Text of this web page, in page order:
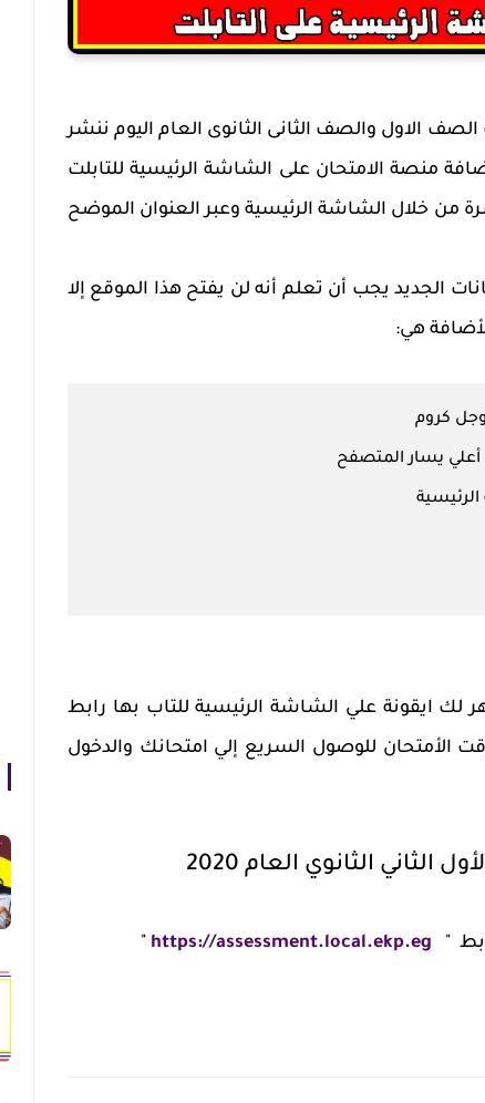
الاول والصف الثانى الثانوى العام اليوم ننشر
منصة الامتحان على الشاشة الرئيسية للتابلت
من خلال الشاشة الرئيسية وعبر العنوان الموضح
الجديد يجب أن تعلم أنه لن يفتح هذا الموقع إلا
هي:
كروم
يسار المتصفح
ايقونة علي الشاشة الرئيسية للتاب بها رابط
الأمتحان للوصول السريع إلي امتحانك والدخول
الثانوي العام 2020
"
https://assessment.local.ekp.eg
"